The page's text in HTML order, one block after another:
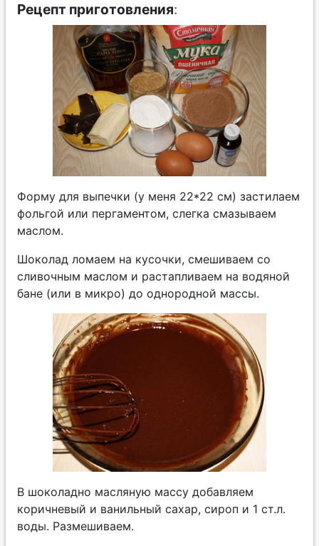
Рецепт приготовления:
Форму для выпечки (у меня 22*22 см) застилаем
фольгой или пергаментом, слегка смазываем
маслом.
Шоколад ломаем на кусочки, смешиваем со
сливочным маслом и растапливаем на водяной
бане (или в микро) до однородной массы.
В шоколадно масляную массу добавляем
коричневый и ванильный сахар, сироп и 1 ст.л.
воды. Размешиваем.